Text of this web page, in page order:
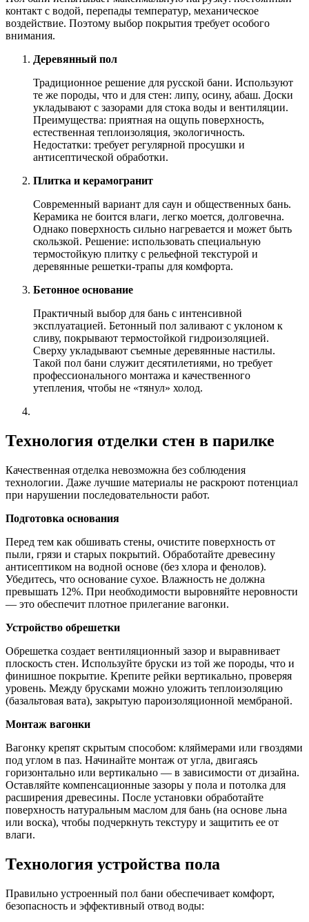
контакт с водой, перепады температур, механическое
воздействие. Поэтому выбор покрытия требует особого
внимания.
Деревянный пол
Традиционное решение для русской бани. Используют
те же породы, что и для стен: липу, осину, абаш. Доски
укладывают с зазорами для стока воды и вентиляции.
Преимущества: приятная на ощупь поверхность,
естественная теплоизоляция, экологичность.
Недостатки: требует регулярной просушки и
антисептической обработки.
Плитка и керамогранит
Современный вариант для саун и общественных бань.
Керамика не боится влаги, легко моется, долговечна.
Однако поверхность сильно нагревается и может быть
скользкой. Решение: использовать специальную
термостойкую плитку с рельефной текстурой и
деревянные решетки-трапы для комфорта.
Бетонное основание
Практичный выбор для бань с интенсивной
эксплуатацией. Бетонный пол заливают с уклоном к
сливу, покрывают термостойкой гидроизоляцией.
Сверху укладывают съемные деревянные настилы.
Такой пол бани служит десятилетиями, но требует
профессионального монтажа и качественного
утепления, чтобы не «тянул» холод.
Технология отделки стен в парилке
Качественная отделка невозможна без соблюдения
технологии. Даже лучшие материалы не раскроют потенциал
при нарушении последовательности работ.
Подготовка основания
Перед тем как обшивать стены, очистите поверхность от
пыли, грязи и старых покрытий. Обработайте древесину
антисептиком на водной основе (без хлора и фенолов).
Убедитесь, что основание сухое. Влажность не должна
превышать 12%. При необходимости выровняйте неровности
— это обеспечит плотное прилегание вагонки.
Устройство обрешетки
Обрешетка создает вентиляционный зазор и выравнивает
плоскость стен. Используйте бруски из той же породы, что и
финишное покрытие. Крепите рейки вертикально, проверяя
уровень. Между брусками можно уложить теплоизоляцию
(базальтовая вата), закрытую пароизоляционной мембраной.
Монтаж вагонки
Вагонку крепят скрытым способом: кляймерами или гвоздями
под углом в паз. Начинайте монтаж от угла, двигаясь
горизонтально или вертикально — в зависимости от дизайна.
Оставляйте компенсационные зазоры у пола и потолка для
расширения древесины. После установки обработайте
поверхность натуральным маслом для бань (на основе льна
или воска), чтобы подчеркнуть текстуру и защитить ее от
влаги.
Технология устройства пола
Правильно устроенный пол бани обеспечивает комфорт,
безопасность и эффективный отвод воды: